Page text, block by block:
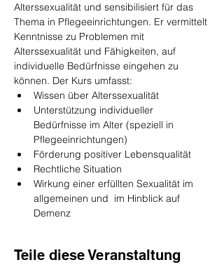
Alterssexualität und sensibilisiert für das
Thema in Pflegeeinrichtungen. Er vermittelt
Kenntnisse zu Problemen mit
Alterssexualität und Fähigkeiten, auf
individuelle Bedürfnisse eingehen zu
können. Der Kurs umfasst:
Wissen über Alterssexualität
Unterstützung individueller
Bedürfnisse im Alter (speziell in
Pflegeeinrichtungen)
Förderung positiver Lebensqualität
Rechtliche Situation
Wirkung einer erfüllten Sexualität im
allgemeinen und  im Hinblick auf
Demenz
Teile diese Veranstaltung